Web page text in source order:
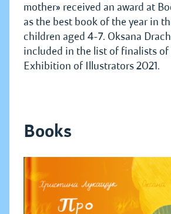
mother» received an award at
as the best book of the year in
children aged 4-7. Oksana
included in the list of finalists of
Exhibition of Illustrators 2021.
Books